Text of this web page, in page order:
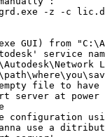
-z -c
GUI) from
service
file to have
server at power
configuration
wanna use a